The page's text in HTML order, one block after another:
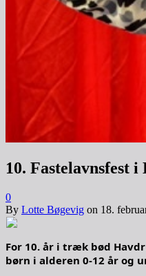
10. Fastelavnsfest
0
By Lotte Bøgevig on 18.
For 10. år i træk bød
børn i alderen 0-12 år og